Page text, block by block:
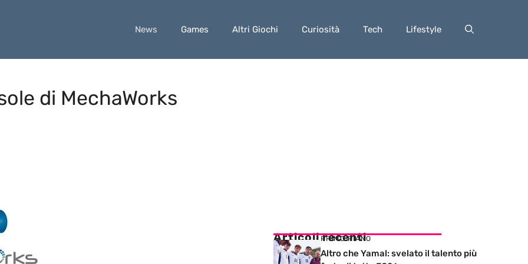
News Games Altri Giochi Curiosità Tech Lifestyle
di MechaWorks
Articoli recenti
PRIMO PIANO
Altro che Yamal: svelato il talento più